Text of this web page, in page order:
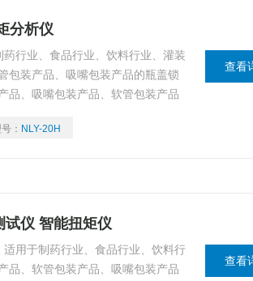
分析仪
行业、食品行业、饮料行业、灌装
包装产品、吸嘴包装产品的瓶盖锁
品、吸嘴包装产品、软管包装产品
： NLY-20H
查看
试仪 智能扭矩仪
用于制药行业、食品行业、饮料行
品、软管包装产品、吸嘴包装产品
查看